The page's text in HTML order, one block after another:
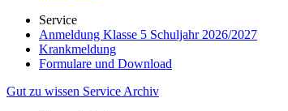
Service
Anmeldung Klasse 5 Schuljahr 2026/2027
Krankmeldung
Formulare und Download
Gut zu wissen Service Archiv